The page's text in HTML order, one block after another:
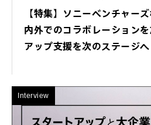
【特集】ソニーベンチャー
内外でのコラボレーション
アップ支援を次のステージへ
Interview